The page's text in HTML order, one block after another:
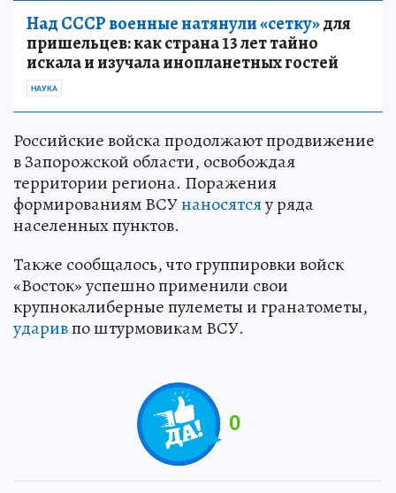
Над СССР военные натянули «сетку»для
пришельцев: как страна 13 лет тайно
искала и изучала инопланетных гостей
НАУКА
Российские войска продолжают продвижение
в Запорожской области, освобождая
территории региона. Поражения
формированиям ВСУнаносятсяу ряда
населенных пунктов.
Также сообщалось, что группировки войск
«Восток» успешно применили свои
крупнокалиберные пулеметы и гранатометы,
ударивпо штурмовикам ВСУ.
0